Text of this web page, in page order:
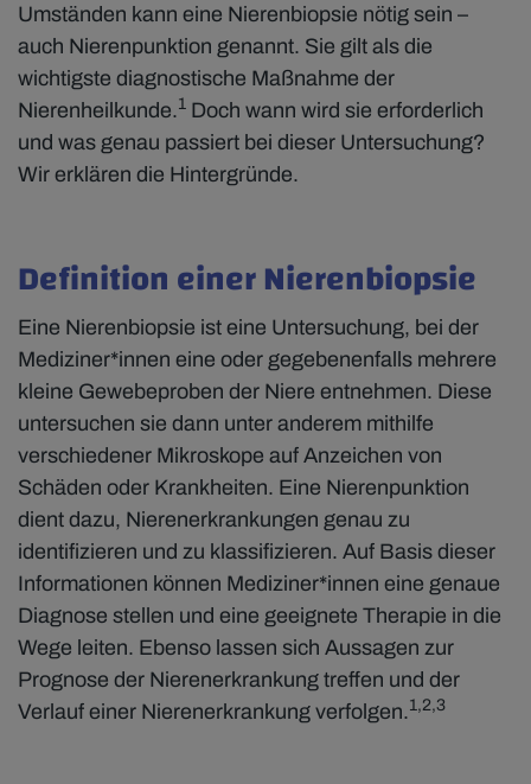
Umständen kann eine Nierenbiopsie nötig sein –
auch Nierenpunktion genannt. Sie gilt als die
wichtigste diagnostische Maßnahme der
Nierenheilkunde.1 Doch wann wird sie erforderlich
und was genau passiert bei dieser Untersuchung?
Wir erklären die Hintergründe.
Definition einer Nierenbiopsie
Eine Nierenbiopsie ist eine Untersuchung, bei der
Mediziner*innen eine oder gegebenenfalls mehrere
kleine Gewebeproben der Niere entnehmen. Diese
untersuchen sie dann unter anderem mithilfe
verschiedener Mikroskope auf Anzeichen von
Schäden oder Krankheiten. Eine Nierenpunktion
dient dazu, Nierenerkrankungen genau zu
identifizieren und zu klassifizieren. Auf Basis dieser
Informationen können Mediziner*innen eine genaue
Diagnose stellen und eine geeignete Therapie in die
Wege leiten. Ebenso lassen sich Aussagen zur
Prognose der Nierenerkrankung treffen und der
Verlauf einer Nierenerkrankung verfolgen.1,2,3